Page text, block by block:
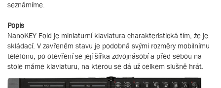
seznámíme.
Popis
NanoKEY Fold je miniaturní klaviatura charakteristická tím, že je
skládací. V zavřeném stavu je podobná svými rozměry mobilnímu
telefonu, po otevření se její šířka zdvojnásobí a před sebou na
stole máme klaviaturu, na kterou se dá už celkem slušně hrát.